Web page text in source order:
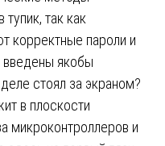
так как
корректные пароли и
якобы
стоял за экраном?
в плоскости
микроконтроллеров и